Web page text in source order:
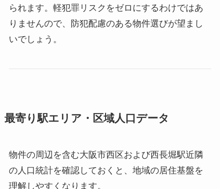
られます。軽犯罪リスクをゼロにするわけではあ
りませんので、防犯配慮のある物件選びが望まし
いでしょう。
最寄り駅エリア・区域人口データ
物件の周辺を含む大阪市西区および西長堀駅近隣
の人口統計を確認しておくと、地域の居住基盤を
理解しやすくなります。